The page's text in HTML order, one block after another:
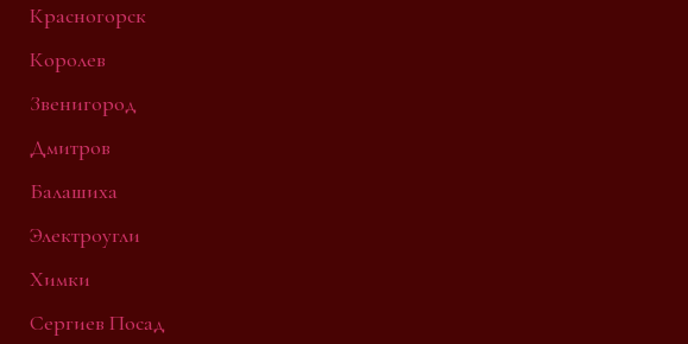
Красногорск
Королев
Звенигород
Дмитров
Балашиха
Электроугли
Химки
Сергиев Посад